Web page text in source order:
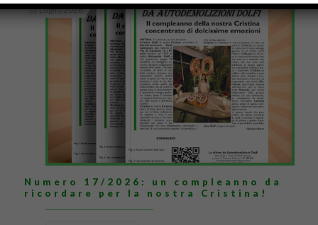
13 Luglio 2026
Numero 17/2026: un compleanno da
ricordare per la nostra Cristina!